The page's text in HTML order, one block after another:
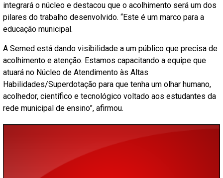
integrará o núcleo e destacou que o acolhimento será um dos
pilares do trabalho desenvolvido. “Este é um marco para a
educação municipal.
A Semed está dando visibilidade a um público que precisa de
acolhimento e atenção. Estamos capacitando a equipe que
atuará no Núcleo de Atendimento às Altas
Habilidades/Superdotação para que tenha um olhar humano,
acolhedor, científico e tecnológico voltado aos estudantes da
rede municipal de ensino”, afirmou.